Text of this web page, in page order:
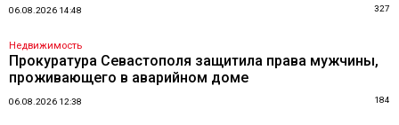
06.08.2026 14:48 327
Недвижимость
Прокуратура Севастополя защитила права мужчины,
проживающего в аварийном доме
06.08.2026 12:38 184